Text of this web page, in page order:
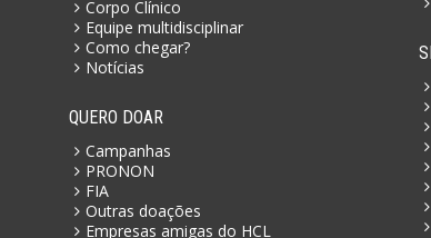
Corpo Clínico
Equipe multidisciplinar
Como chegar?
Notícias
QUERO DOAR
Campanhas
PRONON
FIA
Outras doações
Empresas amigas do HCL